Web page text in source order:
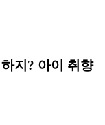
지? 아이 취향